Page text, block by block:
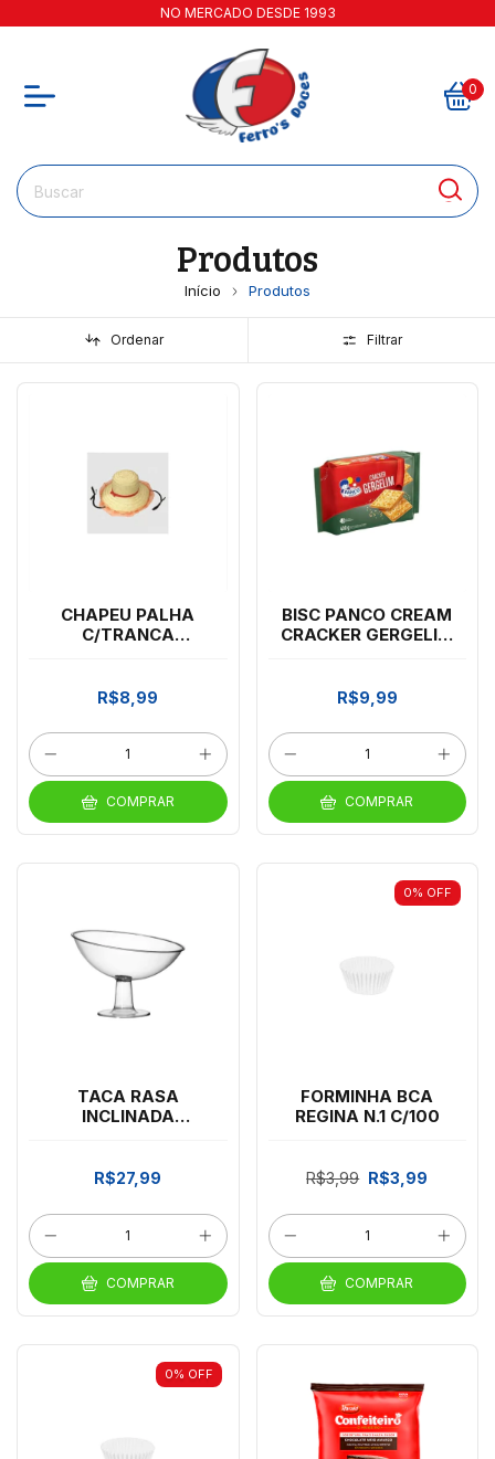
NO MERCADO DESDE 1993
0
Produtos
Início Produtos
Ordenar Filtrar
CHAPEU PALHA
C/TRANCA
R$8,99
COMPRAR
BISC PANCO CREAM
CRACKER GERGELIM
R$9,99
COMPRAR
TACA RASA
INCLINADA
R$27,99
COMPRAR
0% OFF
FORMINHA BCA
REGINA N.1 C/100
R$3,99 R$3,99
COMPRAR
0% OFF